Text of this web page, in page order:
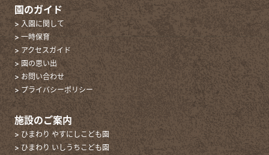
園のガイド
> 入園に関して
> 一時保育
> アクセスガイド
> 園の思い出
> お問い合わせ
> プライバシーポリシー
施設のご案内
> ひまわり やすにしこども園
> ひまわり いしうちこども園